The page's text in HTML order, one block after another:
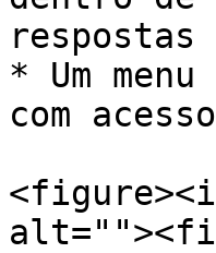
* Um
com